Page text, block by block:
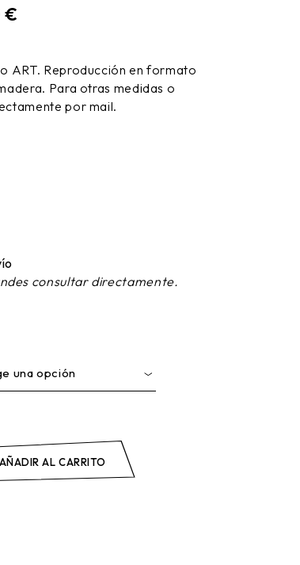
€
ART. Reproducción en formato
Para otras medidas o
por mail.
consultar directamente.
una opción
quantity
AÑADIR AL CARRITO